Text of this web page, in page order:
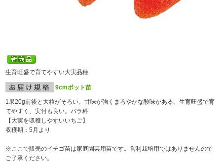
生育旺盛で育てやすい大実品種
9cmポット苗
1果20g前後と大粒がそろい。甘味が強くまろやかな酸味がある。生育旺盛で育
てやすく、実付も良い。バラ科
【大実を収穫しやすいいちご】
収穫期：5月より
※ここで販売のイチゴ苗は家庭園芸用苗です。営利栽培用ではありませんので
ご了承ください。